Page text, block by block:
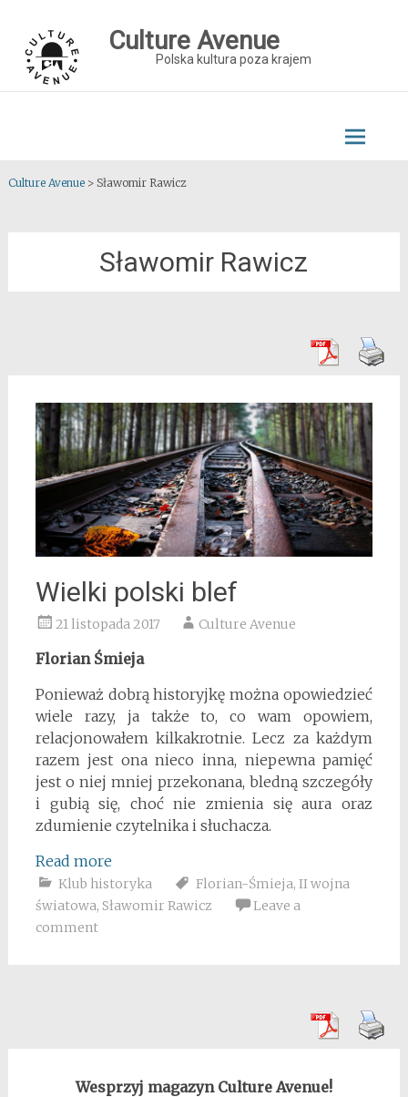
content
Culture Avenue
Polska kultura poza krajem
Culture Avenue> Sławomir Rawicz
Sławomir Rawicz
Wielki polski blef
21 listopada 2017 Culture Avenue
Florian Śmieja
Ponieważ dobrą historyjkę można opowiedzieć
wiele razy, ja także to, co wam opowiem,
relacjonowałem kilkakrotnie. Lecz za każdym
razem jest ona nieco inna, niepewna pamięć
jest o niej mniej przekonana, bledną szczegóły
i gubią się, choć nie zmienia się aura oraz
zdumienie czytelnika i słuchacza.
Read more
Klub historyka Florian-Śmieja, II wojna
światowa, Sławomir Rawicz
Leave a
comment
Wesprzyj magazyn Culture Avenue!